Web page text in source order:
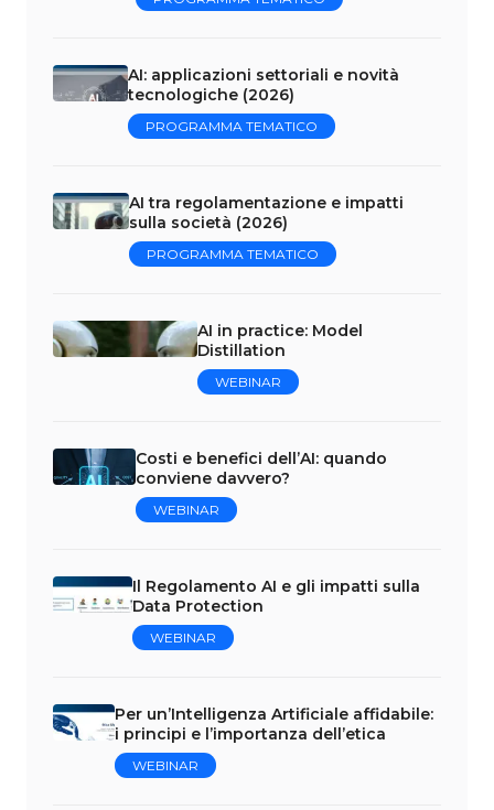
AI: applicazioni settoriali e novità
tecnologiche (2026)
PROGRAMMA TEMATICO
AI tra regolamentazione e impatti
sulla società (2026)
PROGRAMMA TEMATICO
AI in practice: Model
Distillation
WEBINAR
Costi e benefici dell’AI: quando
conviene davvero?
WEBINAR
Il Regolamento AI e gli impatti sulla
Data Protection
WEBINAR
Per un’Intelligenza Artificiale affidabile:
i principi e l’importanza dell’etica
WEBINAR